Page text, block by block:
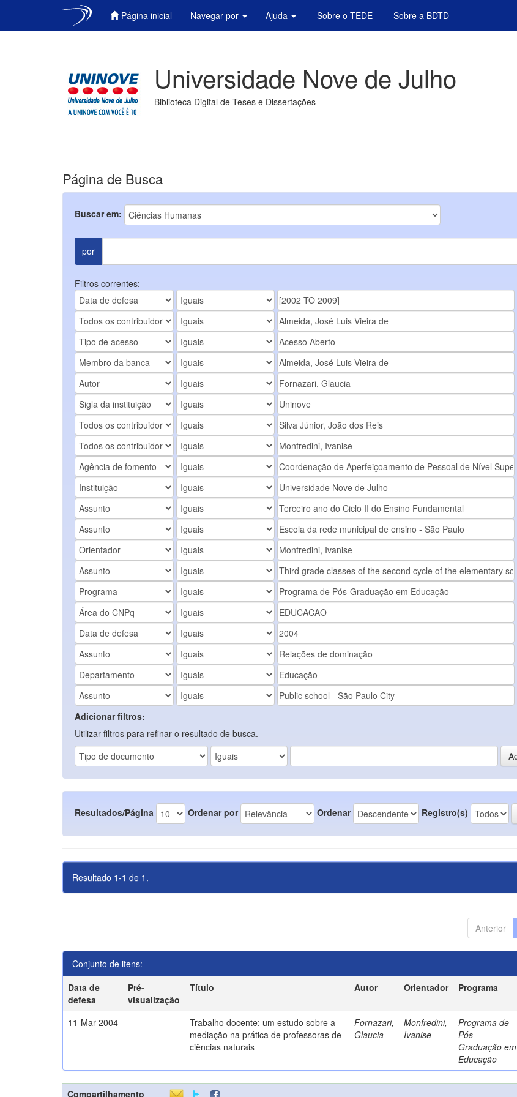
Página inicial Navegar por Ajuda Sobre o TEDE Sobre a BDTD
Universidade Nove de Julho
Biblioteca Digital de Teses e Dissertações
Página de Busca
Buscar em:
por
Filtros correntes:
Adicionar filtros:
Utilizar filtros para refinar o resultado de busca.
Resultados/Página Ordenar por Ordenar Registro(s)
Resultado 1-1 de 1.
Anterior
Conjunto de itens:
Data de
defesa
Pré-
visualização
Título Autor Orientador Programa
11-Mar-2004
Trabalho docente: um estudo sobre a
mediação na prática de professoras de
ciências naturais
Fornazari,
Glaucia
Monfredini,
Ivanise
Programa de
Pós-
Graduação em
Educação
Compartilhamento